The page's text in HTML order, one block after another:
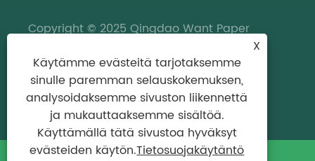
Copyright © 2025 Qingdao Want Paper
pidätetään.
Links|Sitemap|RSS|XML|
Tietosuojakäytäntö
X
Käytämme evästeitä tarjotaksemme
sinulle paremman selauskokemuksen,
analysoidaksemme sivuston liikennettä
ja mukauttaaksemme sisältöä.
Käyttämällä tätä sivustoa hyväksyt
evästeiden käytön.Tietosuojakäytäntö